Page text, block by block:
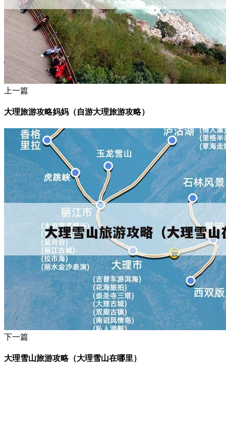
上一篇
大理旅游攻略妈妈（自游大理旅游攻略）
下一篇
大理雪山旅游攻略（大理雪山在哪里）